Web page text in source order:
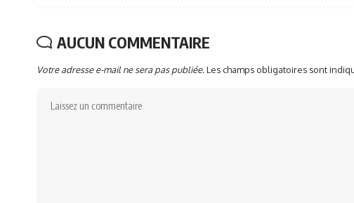
AUCUN COMMENTAIRE
Votre adresse e-mail ne sera pas publiée.Les champs obligatoires sont